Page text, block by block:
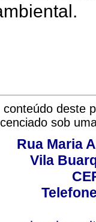
conteúdo deste
sob
Rua Maria
Vila